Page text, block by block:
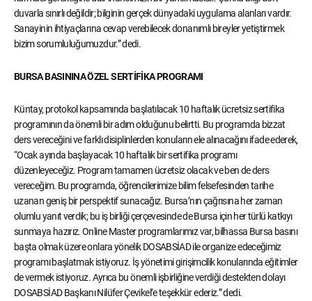
duvarla sınırlı değildir; bilginin gerçek dünyadaki uygulama alanları vardır.
Sanayinin ihtiyaçlarına cevap verebilecek donanımlı bireyler yetiştirmek
bizim sorumluluğumuzdur.” dedi.
BURSA BASININA ÖZEL SERTİFİKA PROGRAMI
Küntay, protokol kapsamında başlatılacak 10 haftalık ücretsiz sertifika
programının da önemli bir adım olduğunu belirtti. Bu programda bizzat
ders vereceğini ve farklı disiplinlerden konuların ele alınacağını ifade ederek,
“Ocak ayında başlayacak 10 haftalık bir sertifika programı
düzenleyeceğiz. Program tamamen ücretsiz olacak ve ben de ders
vereceğim. Bu programda, öğrencilerimize bilim felsefesinden tarihe
uzanan geniş bir perspektif sunacağız. Bursa’nın çağrısına her zaman
olumlu yanıt verdik; bu iş birliği çerçevesinde de Bursa için her türlü katkıyı
sunmaya hazırız. Online Master programlarımız var, bilhassa Bursa basını
başta olmak üzere onlara yönelik DOSABSİAD ile organize edeceğimiz
programı başlatmak istiyoruz. İş yönetimi girişimcilik konularında eğitimler
de vermek istiyoruz. Ayrıca bu önemli işbirliğine verdiği destekten dolayı
DOSABSİAD Başkanı Nilüfer Çevikel’e teşekkür ederiz.” dedi.